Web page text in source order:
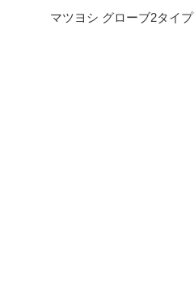
マツヨシ グローブ2タイプ